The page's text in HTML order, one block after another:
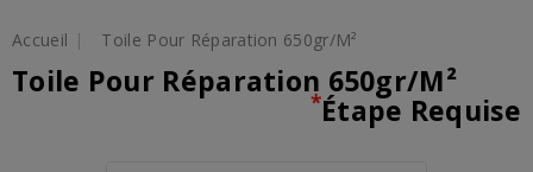
Accueil Toile Pour Réparation 650gr/m²
Toile Pour Réparation 650gr/m²
*Étape Requise